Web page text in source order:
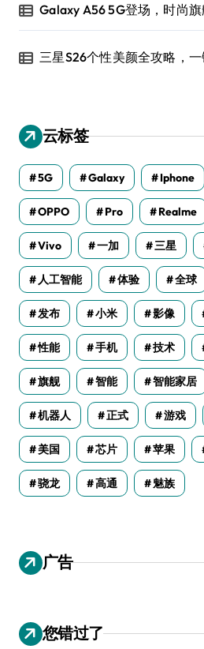
Galaxy A56 5G登场，时尚旗
三星S26个性美颜全攻略，一
云标签
5G Galaxy Iphone
OPPO Pro Realme
Vivo 一加 三星
人工智能 体验 全球
发布 小米 影像
性能 手机 技术
旗舰 智能 智能家居
机器人 正式 游戏
美国 芯片 苹果
骁龙 高通 魅族
广告
您错过了